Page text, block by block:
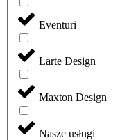
Eventuri
Larte Design
Maxton Design
Nasze usługi